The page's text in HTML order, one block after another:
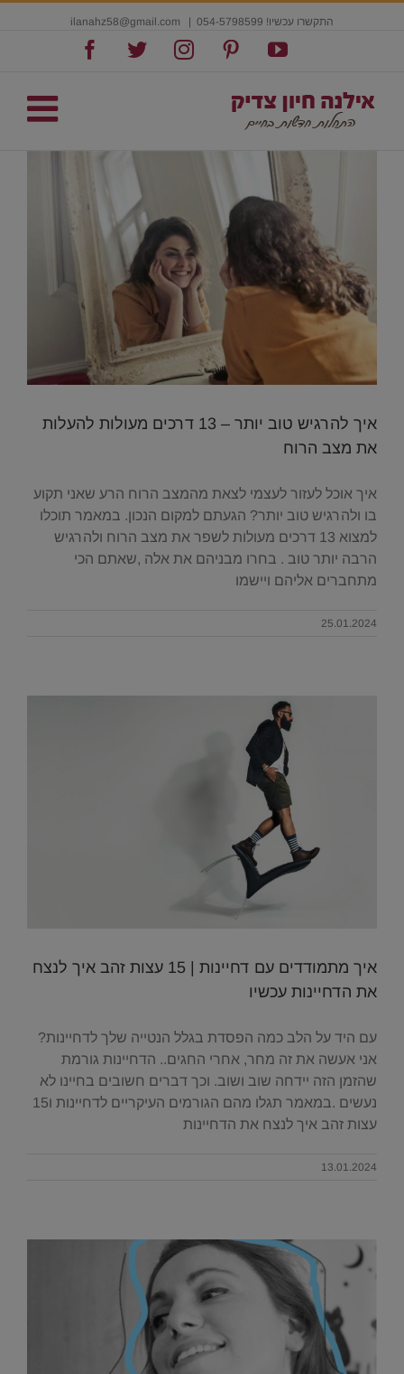
התקשרו עכשיו! 054-5798599
YouTube
Pinterest
Instagram
Twitter
איך להרגיש טוב יותר – 13 דרכים מעולות להעלות
את מצב הרוח
איך אוכל לעזור לעצמי לצאת מהמצב הרוח הרע שאני תקוע
בו ולהרגיש טוב יותר? הגעתם למקום הנכון. במאמר תוכלו
למצוא 13 דרכים מעולות לשפר את מצב הרוח ולהרגיש
הרבה יותר טוב . בחרו מבניהם את אלה ,שאתם הכי
מתחברים אליהם ויישמו
25.01.2024
איך מתמודדים עם דחיינות | 15 עצות זהב איך לנצח
את הדחיינות עכשיו
עם היד על הלב כמה הפסדת בגלל הנטייה שלך לדחיינות?
אני אעשה את זה מחר, אחרי החגים.. הדחיינות גורמת
שהזמן הזה יידחה שוב ושוב. וכך דברים חשובים בחיינו לא
נעשים .במאמר תגלו מהם הגורמים העיקריים לדחיינות ו15
עצות זהב איך לנצח את הדחיינות
13.01.2024